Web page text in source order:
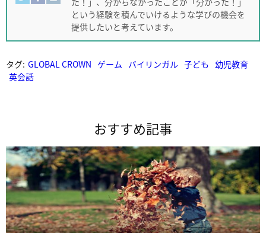
という経験を積んでいけるような学びの機会を
提供したいと考えています。
タグ: GLOBAL CROWN ゲーム バイリンガル 子ども 幼児教育
英会話
おすすめ記事